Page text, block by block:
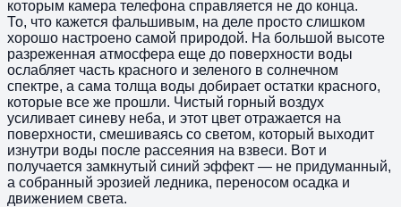
которым камера телефона справляется не до конца.
То, что кажется фальшивым, на деле просто слишком
хорошо настроено самой природой. На большой высоте
разреженная атмосфера еще до поверхности воды
ослабляет часть красного и зеленого в солнечном
спектре, а сама толща воды добирает остатки красного,
которые все же прошли. Чистый горный воздух
усиливает синеву неба, и этот цвет отражается на
поверхности, смешиваясь со светом, который выходит
изнутри воды после рассеяния на взвеси. Вот и
получается замкнутый синий эффект — не придуманный,
а собранный эрозией ледника, переносом осадка и
движением света.